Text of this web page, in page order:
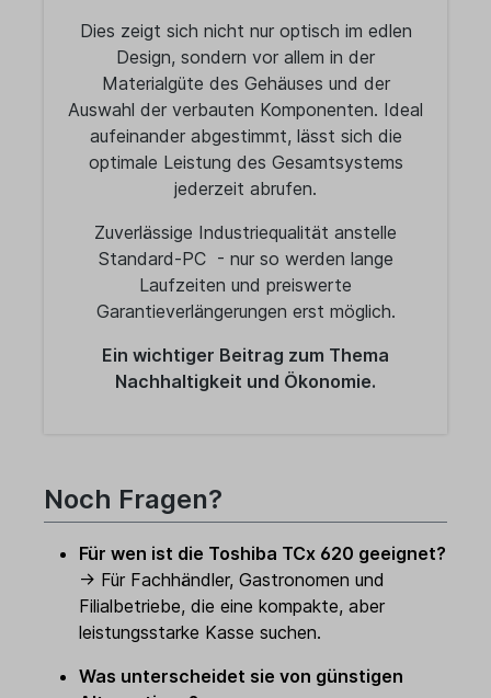
Dies zeigt sich nicht nur optisch im edlen
Design, sondern vor allem in der
Materialgüte des Gehäuses und der
Auswahl der verbauten Komponenten. Ideal
aufeinander abgestimmt, lässt sich die
optimale Leistung des Gesamtsystems
jederzeit abrufen.
Zuverlässige Industriequalität anstelle
Standard-PC - nur so werden lange
Laufzeiten und preiswerte
Garantieverlängerungen erst möglich.
Ein wichtiger Beitrag zum Thema
Nachhaltigkeit und Ökonomie.
Noch Fragen?
Für wen ist die Toshiba TCx 620 geeignet?
→ Für Fachhändler, Gastronomen und
Filialbetriebe, die eine kompakte, aber
leistungsstarke Kasse suchen.
Was unterscheidet sie von günstigen